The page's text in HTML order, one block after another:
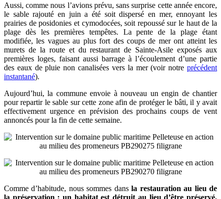
Aussi, comme nous l’avions prévu, sans surprise cette année encore,
le sable rajouté en juin a été soit dispersé en mer, ennoyant les
prairies de posidonies et cymodocées, soit repoussé sur le haut de la
plage dès les premières tempêtes. La pente de la plage étant
modifiée, les vagues au plus fort des coups de mer ont atteint les
murets de la route et du restaurant de Sainte-Asile exposés aux
premières loges, faisant aussi barrage à l’écoulement d’une partie
des eaux de pluie non canalisées vers la mer (voir notre précédent
instantané).
Aujourd’hui, la commune envoie à nouveau un engin de chantier
pour repartir le sable sur cette zone afin de protéger le bâti, il y avait
effectivement urgence en prévision des prochains coups de vent
annoncés pour la fin de cette semaine.
Comme d’habitude, nous sommes dansla restauration au lieu de
la préservation : un habitat est détruit au lieu d’être préservé,